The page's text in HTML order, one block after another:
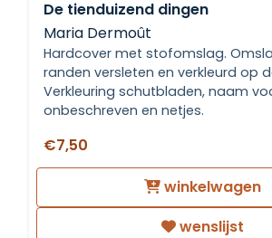
De tienduizend dingen
Maria Dermoût
Hardcover met stofomslag.
randen versleten en verkleurd op
Verkleuring schutbladen, naam
onbeschreven en netjes.
€7,50
winkelwagen
wenslijst